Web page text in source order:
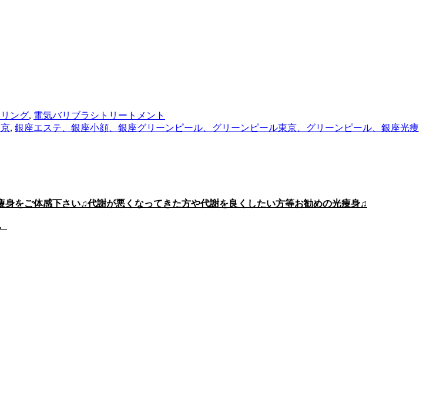
ング, 電気バリブラシトリートメント
, 銀座エステ、銀座小顔、銀座グリーンピール、グリーンピール東京、グリーンピール、銀座光痩
をご体感下さい♫代謝が悪くなってきた方や代謝を良くしたい方等お勧めの光痩身♫